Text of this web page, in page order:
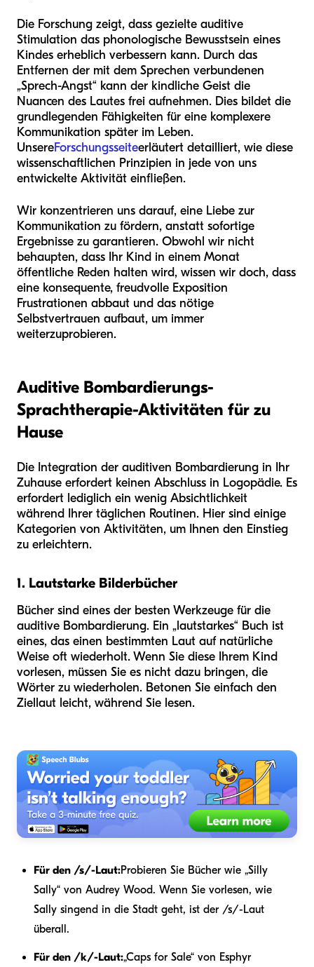
Die Forschung zeigt, dass gezielte auditive
Stimulation das phonologische Bewusstsein eines
Kindes erheblich verbessern kann. Durch das
Entfernen der mit dem Sprechen verbundenen
„Sprech-Angst“ kann der kindliche Geist die
Nuancen des Lautes frei aufnehmen. Dies bildet die
grundlegenden Fähigkeiten für eine komplexere
Kommunikation später im Leben.
UnsereForschungsseiteerläutert detailliert, wie diese
wissenschaftlichen Prinzipien in jede von uns
entwickelte Aktivität einfließen.
Wir konzentrieren uns darauf, eine Liebe zur
Kommunikation zu fördern, anstatt sofortige
Ergebnisse zu garantieren. Obwohl wir nicht
behaupten, dass Ihr Kind in einem Monat
öffentliche Reden halten wird, wissen wir doch, dass
eine konsequente, freudvolle Exposition
Frustrationen abbaut und das nötige
Selbstvertrauen aufbaut, um immer
weiterzuprobieren.
Auditive Bombardierungs-
Sprachtherapie-Aktivitäten für zu
Hause
Die Integration der auditiven Bombardierung in Ihr
Zuhause erfordert keinen Abschluss in Logopädie. Es
erfordert lediglich ein wenig Absichtlichkeit
während Ihrer täglichen Routinen. Hier sind einige
Kategorien von Aktivitäten, um Ihnen den Einstieg
zu erleichtern.
1. Lautstarke Bilderbücher
Bücher sind eines der besten Werkzeuge für die
auditive Bombardierung. Ein „lautstarkes“ Buch ist
eines, das einen bestimmten Laut auf natürliche
Weise oft wiederholt. Wenn Sie diese Ihrem Kind
vorlesen, müssen Sie es nicht dazu bringen, die
Wörter zu wiederholen. Betonen Sie einfach den
Ziellaut leicht, während Sie lesen.
Für den /s/-Laut:Probieren Sie Bücher wie „Silly
Sally“ von Audrey Wood. Wenn Sie vorlesen, wie
Sally singend in die Stadt geht, ist der /s/-Laut
überall.
Für den /k/-Laut:„Caps for Sale“ von Esphyr